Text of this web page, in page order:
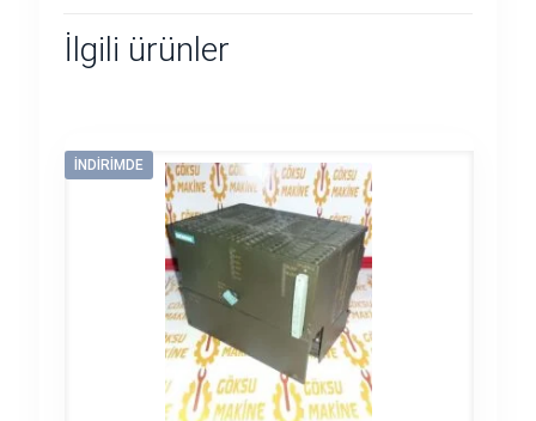
İlgili ürünler
İNDIRIMDE